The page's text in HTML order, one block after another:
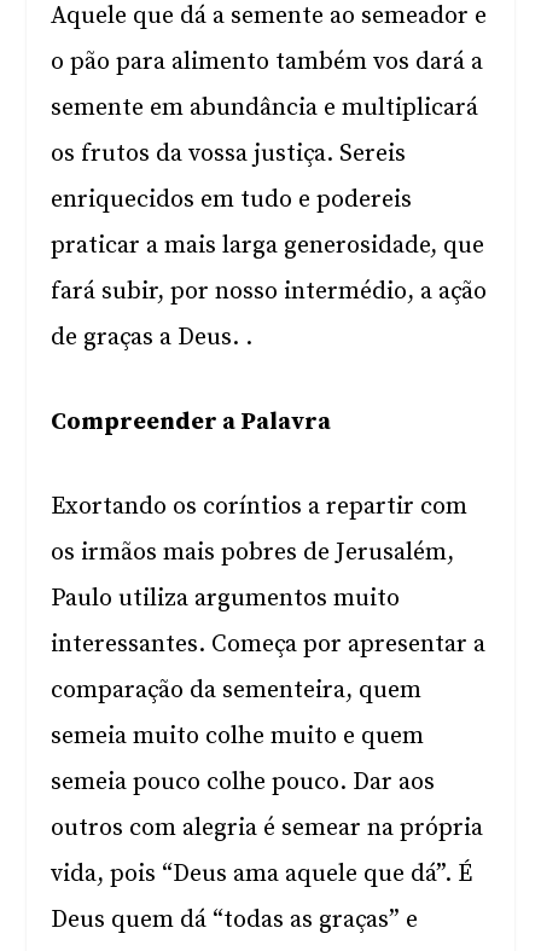
Aquele que dá a semente ao semeador e
o pão para alimento também vos dará a
semente em abundância e multiplicará
os frutos da vossa justiça. Sereis
enriquecidos em tudo e podereis
praticar a mais larga generosidade, que
fará subir, por nosso intermédio, a ação
de graças a Deus. .
Compreender a Palavra
Exortando os coríntios a repartir com
os irmãos mais pobres de Jerusalém,
Paulo utiliza argumentos muito
interessantes. Começa por apresentar a
comparação da sementeira, quem
semeia muito colhe muito e quem
semeia pouco colhe pouco. Dar aos
outros com alegria é semear na própria
vida, pois “Deus ama aquele que dá”. É
Deus quem dá “todas as graças” e